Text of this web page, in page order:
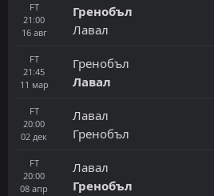
FT
21:00
16 авг
Гренобъл
Лавал
FT
21:45
11 мар
Гренобъл
Лавал
FT
20:00
02 дек
Лавал
Гренобъл
FT
20:00
08 апр
Лавал
Гренобъл